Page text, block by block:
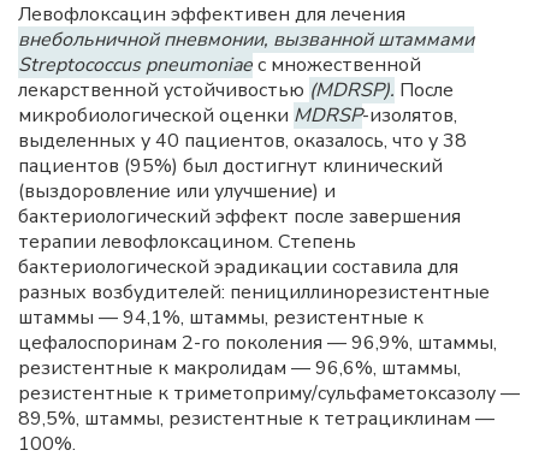
Левофлоксацин эффективен для лечения
внебольничной пневмонии, вызванной штаммами
Streptococcus pneumoniaeс множественной
лекарственной устойчивостью (MDRSP). После
микробиологической оценки MDRSP-изолятов,
выделенных у 40 пациентов, оказалось, что у 38
пациентов (95%) был достигнут клинический
(выздоровление или улучшение) и
бактериологический эффект после завершения
терапии левофлоксацином. Степень
бактериологической эрадикации составила для
разных возбудителей: пенициллинорезистентные
штаммы — 94,1%, штаммы, резистентные к
цефалоспоринам 2-го поколения — 96,9%, штаммы,
резистентные к макролидам — 96,6%, штаммы,
резистентные к триметоприму/сульфаметоксазолу —
89,5%, штаммы, резистентные к тетрациклинам —
100%.